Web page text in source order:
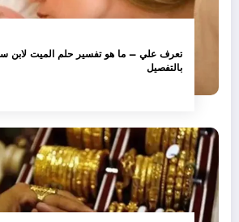
تعرف علي – ما هو تفسير حلم الميت لابن
بالتفصيل